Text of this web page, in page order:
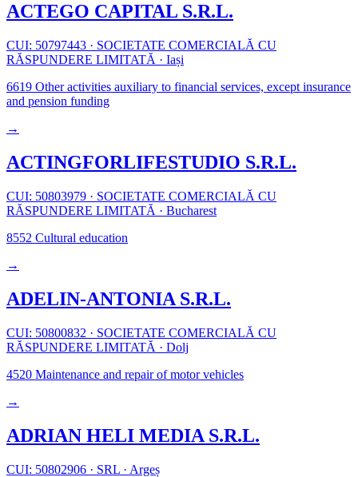
ACTEGO CAPITAL S.R.L.
CUI: 50797443 · SOCIETATE COMERCIALĂ CU
RĂSPUNDERE LIMITATĂ · Iași
6619 Other activities auxiliary to financial services, except insurance
and pension funding
→
ACTINGFORLIFESTUDIO S.R.L.
CUI: 50803979 · SOCIETATE COMERCIALĂ CU
RĂSPUNDERE LIMITATĂ · Bucharest
8552 Cultural education
→
ADELIN-ANTONIA S.R.L.
CUI: 50800832 · SOCIETATE COMERCIALĂ CU
RĂSPUNDERE LIMITATĂ · Dolj
4520 Maintenance and repair of motor vehicles
→
ADRIAN HELI MEDIA S.R.L.
CUI: 50802906 · SRL · Argeș